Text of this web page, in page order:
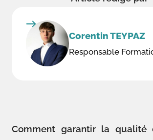
Corentin TEYPAZ
Responsable
Comment garantir la qualité